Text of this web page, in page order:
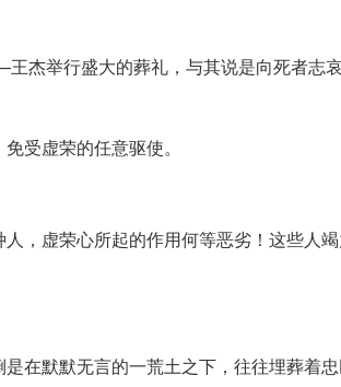
杰举行盛大的葬礼，与其说是向死者志
受虚荣的任意驱使。
，虚荣心所起的作用何等恶劣！这些人
在默默无言的一荒土之下，往往埋葬着